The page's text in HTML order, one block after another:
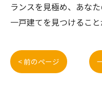
ランスを見極め、あな
一戸建てを見つけること
< 前のページ